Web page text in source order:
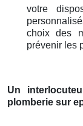
votre
choix des
prévenir les
Un
plomberie sur